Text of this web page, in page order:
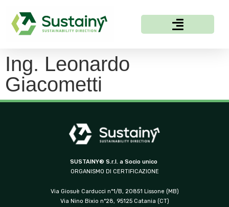
Ing. Leonardo
Giacometti
SUSTAINY® S.r.l. a Socio unico
ORGANISMO DI CERTIFICAZIONE
Via Giosuè Carducci n°1/B, 20851 Lissone (MB)
Via Nino Bixio n°28, 95125 Catania (CT)